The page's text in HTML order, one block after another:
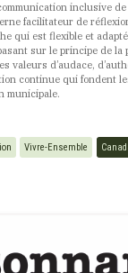
inclusive
facilitateur de
qui est flexible et
sur le principe de la
valeurs d’audace,
continue qui fondent
municipale.
Vivre-Ensemble